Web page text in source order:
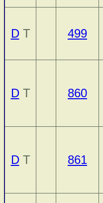
DT 499
DT 860
DT 861